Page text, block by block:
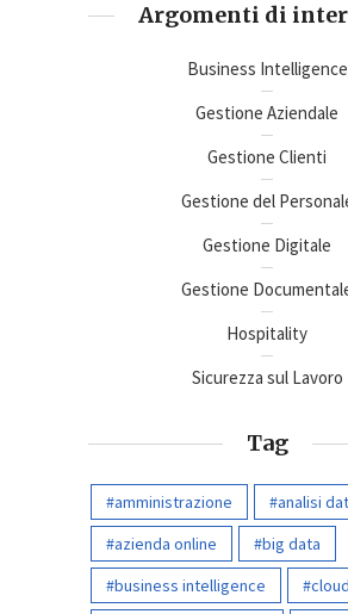
Argomenti di
Business Intelligence
Gestione Aziendale
Gestione Clienti
Gestione del
Gestione Digitale
Gestione
Hospitality
Sicurezza sul Lavoro
Tag
amministrazione
analisi
azienda online
big data
business intelligence
cloud